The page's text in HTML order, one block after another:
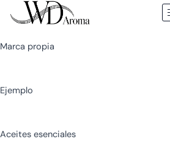
Marca propia
Ejemplo
Aceites esenciales